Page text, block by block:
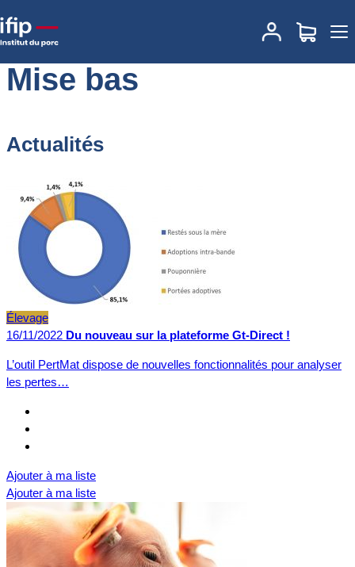
Accueil
Mise bas
Actualités
Élevage
16/11/2022 Du nouveau sur la plateforme Gt-Direct !
L’outil PertMat dispose de nouvelles fonctionnalités pour analyser
les pertes…
Ajouter à ma liste
Ajouter à ma liste